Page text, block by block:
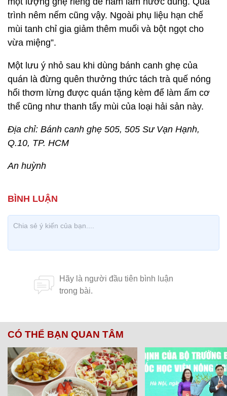
trình nêm nếm cũng vậy. Ngoài phụ liệu hạn chế
mùi tanh chỉ gia giảm thêm muối và bột ngọt cho
vừa miệng”.
Một lưu ý nhỏ sau khi dùng bánh canh ghẹ của
quán là đừng quên thưởng thức tách trà quế nóng
hổi thơm lừng được quán tặng kèm để làm ấm cơ
thể cũng như thanh tẩy mùi của loại hải sản này.
Địa chỉ: Bánh canh ghẹ 505, 505 Sư Vạn Hạnh,
Q.10, TP. HCM
An huỳnh
CÓ THỂ BẠN QUAN TÂM